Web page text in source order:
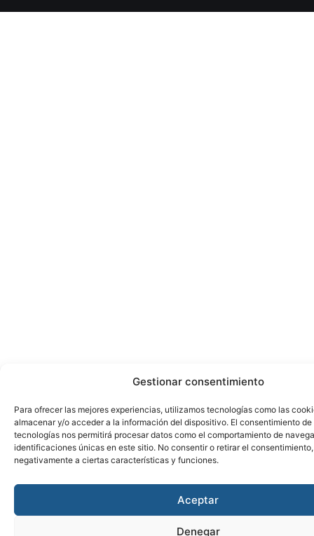
Gestionar consentimiento
Para ofrecer las mejores experiencias, utilizamos tecnologías como las
almacenar y/o acceder a la información del dispositivo. El consentimiento de
tecnologías nos permitirá procesar datos como el comportamiento de
identificaciones únicas en este sitio. No consentir o retirar el
negativamente a ciertas características y funciones.
Aceptar
Denegar